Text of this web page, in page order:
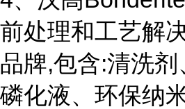
前处理和工艺解
品牌,包含:清洗剂
磷化液、环保纳